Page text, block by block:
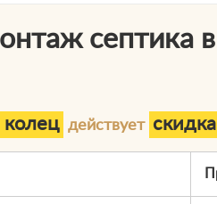
септика
колец действует